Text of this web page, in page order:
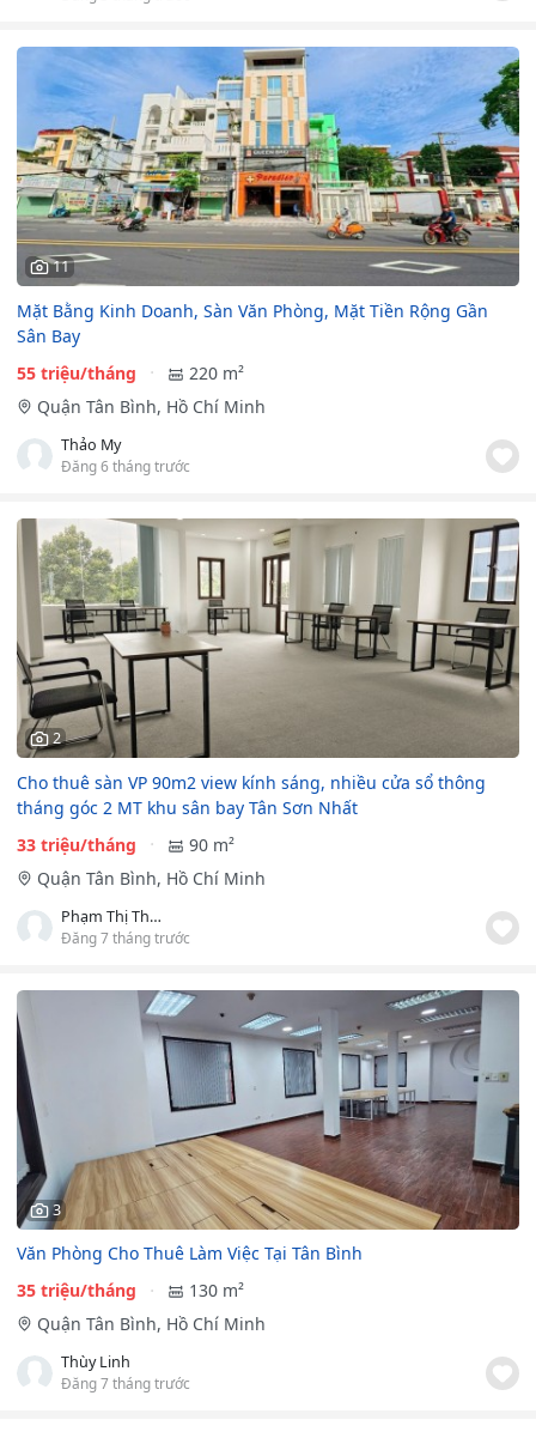
11
Mặt Bằng Kinh Doanh, Sàn Văn Phòng, Mặt Tiền Rộng Gần
Sân Bay
55 triệu/tháng
220 m²
Quận Tân Bình, Hồ Chí Minh
Thảo My
Đăng 6 tháng trước
2
Cho thuê sàn VP 90m2 view kính sáng, nhiều cửa sổ thông
tháng góc 2 MT khu sân bay Tân Sơn Nhất
33 triệu/tháng
90 m²
Quận Tân Bình, Hồ Chí Minh
Phạm Thị Thùy Nhiên
Đăng 7 tháng trước
3
Văn Phòng Cho Thuê Làm Việc Tại Tân Bình
35 triệu/tháng
130 m²
Quận Tân Bình, Hồ Chí Minh
Thùy Linh
Đăng 7 tháng trước